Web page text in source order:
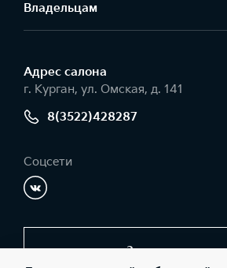
Владельцам
Адрес салонa
г. Курган, ул. Омская, д. 141
8(3522)428287
Соцсети
Заказать звонок